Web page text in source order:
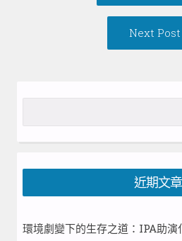
Next Post
尋
近期文章
環境劇變下的生存之道：IPA助